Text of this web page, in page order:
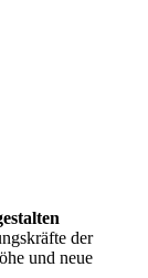
der
und neue